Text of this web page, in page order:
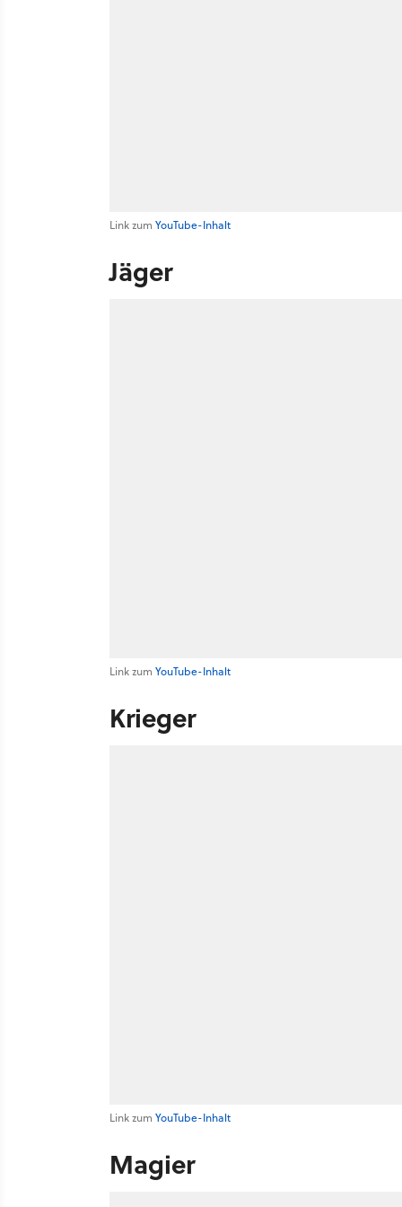
Link zum YouTube-Inhalt
Jäger
Link zum YouTube-Inhalt
Krieger
Link zum YouTube-Inhalt
Magier